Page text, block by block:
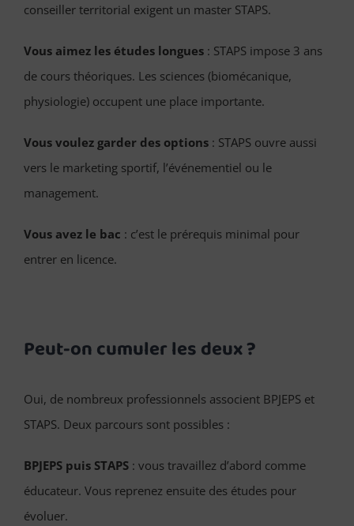
conseiller territorial exigent un master STAPS.
Vous aimez les études longues : STAPS impose 3 ans
de cours théoriques. Les sciences (biomécanique,
physiologie) occupent une place importante.
Vous voulez garder des options : STAPS ouvre aussi
vers le marketing sportif, l’événementiel ou le
management.
Vous avez le bac : c’est le prérequis minimal pour
entrer en licence.
Peut-on cumuler les deux ?
Oui, de nombreux professionnels associent BPJEPS et
STAPS. Deux parcours sont possibles :
BPJEPS puis STAPS : vous travaillez d’abord comme
éducateur. Vous reprenez ensuite des études pour
évoluer.